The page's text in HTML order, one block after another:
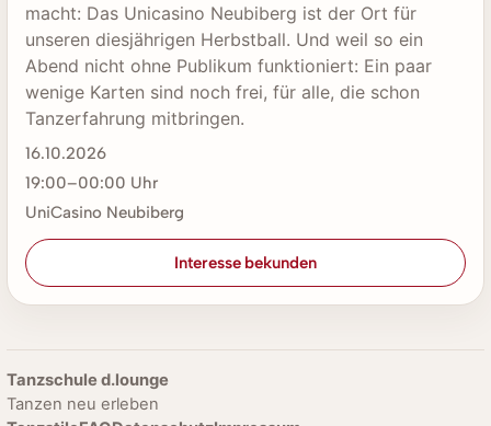
macht: Das Unicasino Neubiberg ist der Ort für
unseren diesjährigen Herbstball. Und weil so ein
Abend nicht ohne Publikum funktioniert: Ein paar
wenige Karten sind noch frei, für alle, die schon
Tanzerfahrung mitbringen.
16.10.2026
19:00–00:00 Uhr
UniCasino Neubiberg
Interesse bekunden
Tanzschule d.lounge
Tanzen neu erleben